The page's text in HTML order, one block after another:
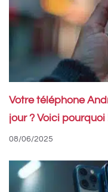
Votre téléphone
jour ? Voici pourquoi
08/06/2025